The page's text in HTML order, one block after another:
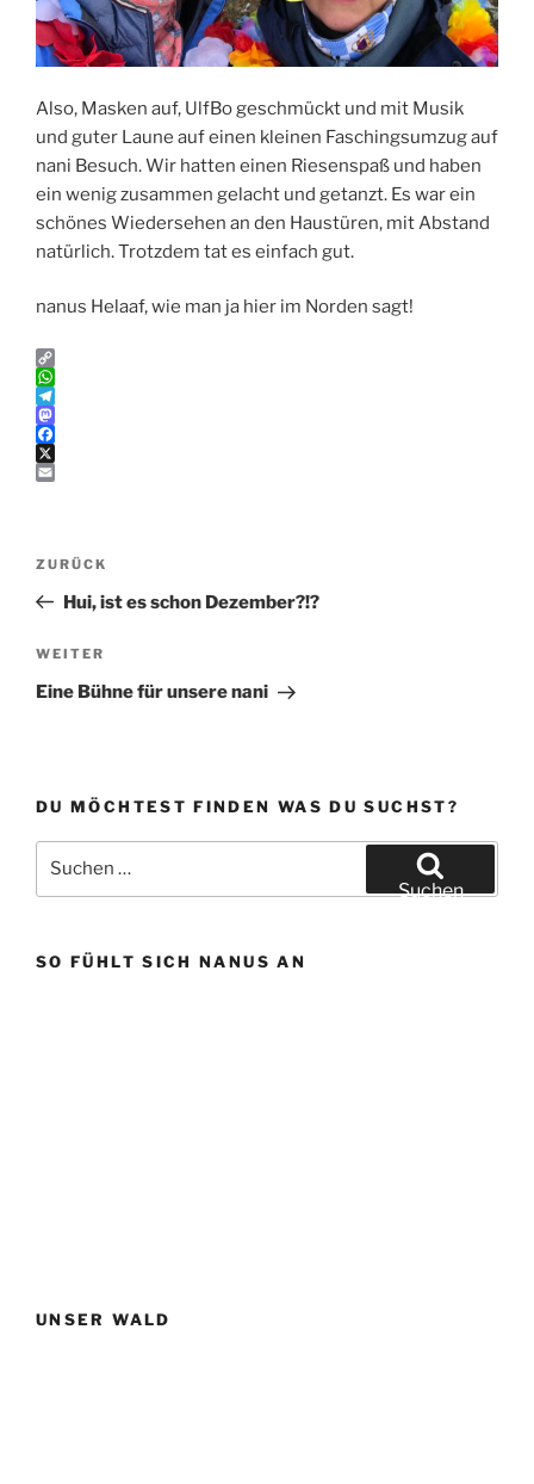
Also, Masken auf, UlfBo geschmückt und mit Musik
und guter Laune auf einen kleinen Faschingsumzug auf
nani Besuch. Wir hatten einen Riesenspaß und haben
ein wenig zusammen gelacht und getanzt. Es war ein
schönes Wiedersehen an den Haustüren, mit Abstand
natürlich. Trotzdem tat es einfach gut.
nanus Helaaf, wie man ja hier im Norden sagt!
C
o
p
y
L
i
W
h
a
t
s
T
e
l
e
M
a
s
n
F
a
o
X
l
Beitragsnavigation
Vorheriger
Beitrag
ZURÜCK
Hui, ist es schon Dezember?!?
Nächster
Beitrag
WEITER
Eine Bühne für unsere nani
DU MÖCHTEST FINDEN WAS DU SUCHST?
nach:
Suchen
SO FÜHLT SICH NANUS AN
UNSER WALD